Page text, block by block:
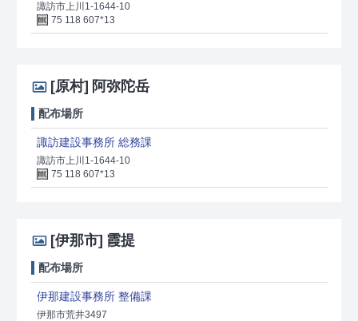
諏訪市上川1-1644-10
75 118 607*13
[原村] 阿弥陀岳
配布場所
諏訪建設事務所 総務課
諏訪市上川1-1644-10
75 118 607*13
[伊那市] 霞提
配布場所
伊那建設事務所 整備課
伊那市荒井3497